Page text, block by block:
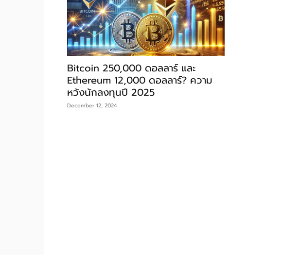
Bitcoin 250,000 ดอลลาร์ และ
Ethereum 12,000 ดอลลาร์? ความ
หวังนักลงทุนปี 2025
December 12, 2024